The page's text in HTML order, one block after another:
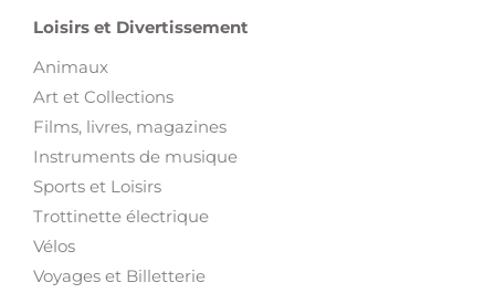
Loisirs et Divertissement
Animaux
Art et Collections
Films, livres, magazines
Instruments de musique
Sports et Loisirs
Trottinette électrique
Vélos
Voyages et Billetterie